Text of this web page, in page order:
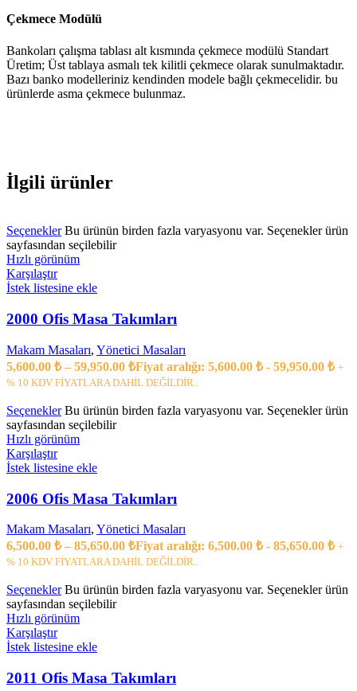
Çekmece Modülü
Bankoları çalışma tablası alt kısmında çekmece modülü Standart
Üretim; Üst tablaya asmalı tek kilitli çekmece olarak sunulmaktadır.
Bazı banko modelleriniz kendinden modele bağlı çekmecelidir. bu
ürünlerde asma çekmece bulunmaz.
İlgili ürünler
Seçenekler Bu ürünün birden fazla varyasyonu var. Seçenekler ürün
sayfasından seçilebilir
Hızlı görünüm
Karşılaştır
İstek listesine ekle
2000 Ofis Masa Takımları
Makam Masaları, Yönetici Masaları
5,600.00 ₺ – 59,950.00 ₺Fiyat aralığı: 5,600.00 ₺ - 59,950.00 ₺ +
% 10 KDV FİYATLARA DAHİL DEĞİLDİR..
Seçenekler Bu ürünün birden fazla varyasyonu var. Seçenekler ürün
sayfasından seçilebilir
Hızlı görünüm
Karşılaştır
İstek listesine ekle
2006 Ofis Masa Takımları
Makam Masaları, Yönetici Masaları
6,500.00 ₺ – 85,650.00 ₺Fiyat aralığı: 6,500.00 ₺ - 85,650.00 ₺ +
% 10 KDV FİYATLARA DAHİL DEĞİLDİR..
Seçenekler Bu ürünün birden fazla varyasyonu var. Seçenekler ürün
sayfasından seçilebilir
Hızlı görünüm
Karşılaştır
İstek listesine ekle
2011 Ofis Masa Takımları